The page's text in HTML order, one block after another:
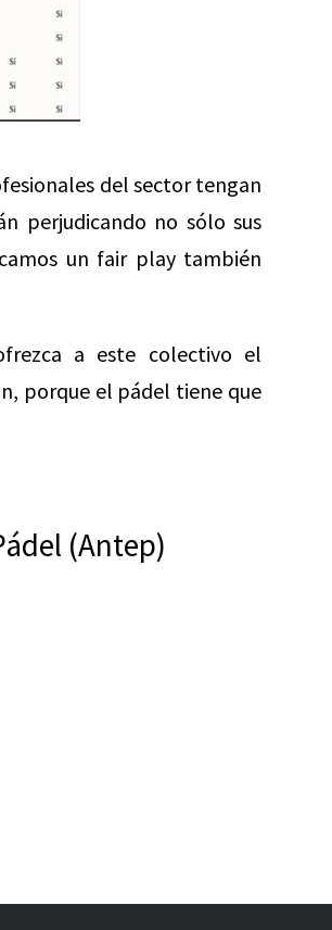
del sector tengan
perjudicando no sólo sus
un fair play también
a este colectivo el
porque el pádel tiene que
(Antep)